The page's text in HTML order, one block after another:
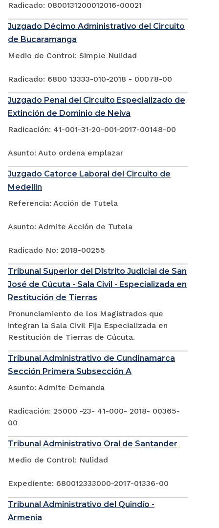
Radicado: 0800131200012016-00021
Juzgado Décimo Administrativo del Circuito
de Bucaramanga
Medio de Control: Simple Nulidad
Radicado: 6800 13333-010-2018 - 00078-00
Juzgado Penal del Circuito Especializado de
Extinción de Dominio de Neiva
Radicación: 41-001-31-20-001-2017-00148-00
Asunto: Auto ordena emplazar
Juzgado Catorce Laboral del Circuito de
Medellín
Referencia: Acción de Tutela
Asunto: Admite Acción de Tutela
Radicado No: 2018-00255
Tribunal Superior del Distrito Judicial de San
José de Cúcuta - Sala Civil - Especializada en
Restitución de Tierras
Pronunciamiento de los Magistrados que
integran la Sala Civil Fija Especializada en
Restitución de Tierras de Cúcuta.
Tribunal Administrativo de Cundinamarca
Sección Primera Subsección A
Asunto: Admite Demanda
Radicación: 25000 -23- 41-000- 2018- 00365-
00
Tribunal Administrativo Oral de Santander
Medio de Control: Nulidad
Expediente: 680012333000-2017-01336-00
Tribunal Administrativo del Quindío -
Armenia